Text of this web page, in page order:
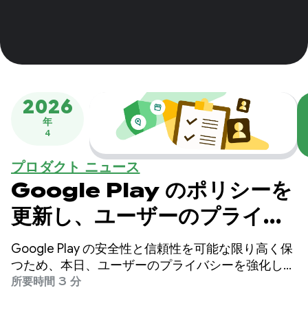
2026
年
4
プロダクト ニュース
Google Play のポリシーを
更新し、ユーザーのプライバ
シーとビジネスの保護を強化
Google Play の安全性と信頼性を可能な限り高く保
つため、本日、ユーザーのプライバシーを強化し、
ビジネスを不正行為から保護するための新しいポリ
所要時間 3 分